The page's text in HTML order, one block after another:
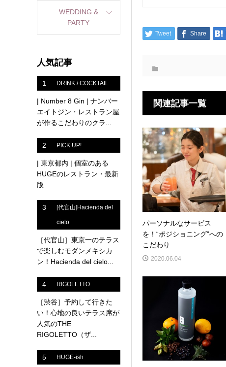
Tweet Share
関連記事一覧
パーソナルなサービス
を！“ポジショニング”への
こだわり
2020.06.04
WEDDING &
PARTY
人気記事
1 DRINK / COCKTAIL
| Number 8 Gin | ナンバー
エイトジン・レストラン屋
が作るこだわりのクラ...
2 PICK UP!
| 東京都内 | 個室のある
HUGEのレストラン・最新
版
3 [代官山]Hacienda del
cielo
［代官山］東京一のテラス
で楽しむモダンメキシカ
ン！Hacienda del cielo...
4 RIGOLETTO
［渋谷］予約して行きた
い！心地の良いテラス席が
人気のTHE
RIGOLETTO（ザ...
5 HUGE-ish